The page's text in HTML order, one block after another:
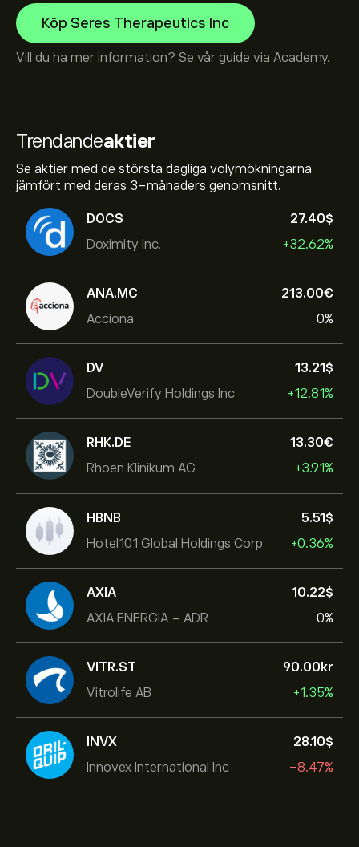
Trendandeaktier
Se aktier med de största dagliga volymökningarna
jämfört med deras 3-månaders genomsnitt.
DOCS
Doximity Inc.
27.40‎$‎
+32.62%
ANA.MC
Acciona
213.00‎€‎
0%
DV
DoubleVerify Holdings Inc
13.21‎$‎
+12.81%
RHK.DE
Rhoen Klinikum AG
13.30‎€‎
+3.91%
HBNB
Hotel101 Global Holdings Corp
5.51‎$‎
+0.36%
AXIA
AXIA ENERGIA - ADR
10.22‎$‎
0%
VITR.ST
Vitrolife AB
90.00‎kr‎
+1.35%
INVX
Innovex International Inc
28.10‎$‎
-8.47%
Köp Seres Therapeutics Inc
Vill du ha mer information? Se vår guide via Academy.